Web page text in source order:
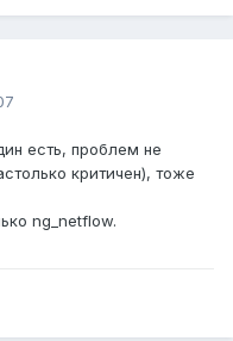
есть, проблем не
критичен), тоже
ng_netflow.